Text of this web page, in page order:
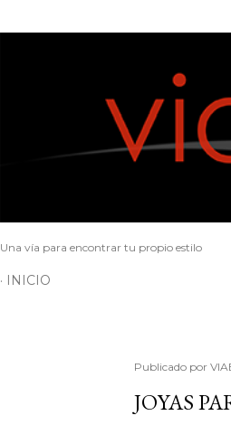
Una vía para encontrar tu propio estilo
INICIO
Publicado por
JOYAS